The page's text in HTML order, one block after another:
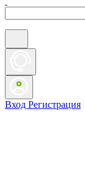
Вход Регистрация